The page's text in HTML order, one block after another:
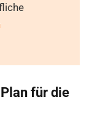
für die